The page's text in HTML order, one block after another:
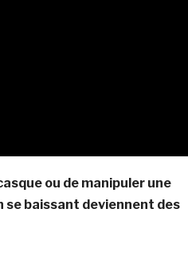
ou de manipuler une
se baissant deviennent des